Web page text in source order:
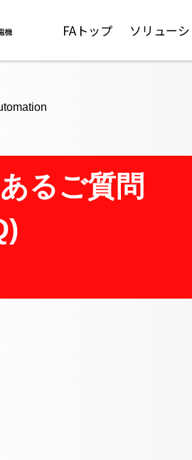
FAトップ ソリュー
るご質問